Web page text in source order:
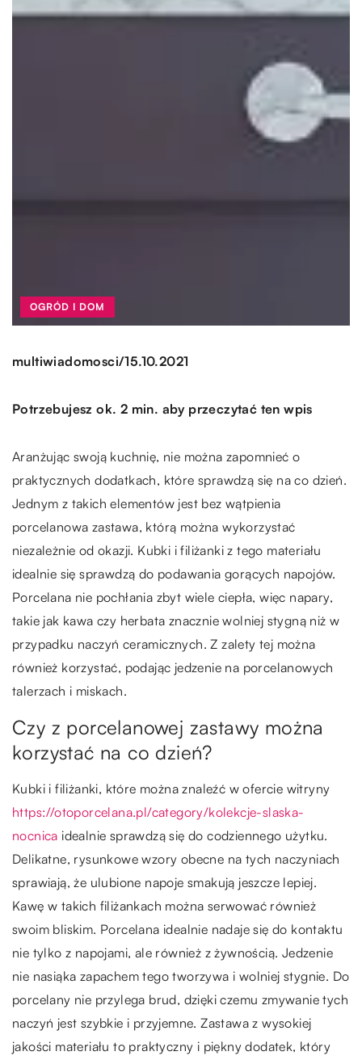
OGRÓD I DOM
multiwiadomosci/15.10.2021
Potrzebujesz ok. 2 min. aby przeczytać ten wpis
Aranżując swoją kuchnię, nie można zapomnieć o
praktycznych dodatkach, które sprawdzą się na co dzień.
Jednym z takich elementów jest bez wątpienia
porcelanowa zastawa, którą można wykorzystać
niezależnie od okazji. Kubki i filiżanki z tego materiału
idealnie się sprawdzą do podawania gorących napojów.
Porcelana nie pochłania zbyt wiele ciepła, więc napary,
takie jak kawa czy herbata znacznie wolniej stygną niż w
przypadku naczyń ceramicznych. Z zalety tej można
również korzystać, podając jedzenie na porcelanowych
talerzach i miskach.
Czy z porcelanowej zastawy można
korzystać na co dzień?
Kubki i filiżanki, które można znaleźć w ofercie witryny
https://otoporcelana.pl/category/kolekcje-slaska-
nocnica idealnie sprawdzą się do codziennego użytku.
Delikatne, rysunkowe wzory obecne na tych naczyniach
sprawiają, że ulubione napoje smakują jeszcze lepiej.
Kawę w takich filiżankach można serwować również
swoim bliskim. Porcelana idealnie nadaje się do kontaktu
nie tylko z napojami, ale również z żywnością. Jedzenie
nie nasiąka zapachem tego tworzywa i wolniej stygnie. Do
porcelany nie przylega brud, dzięki czemu zmywanie tych
naczyń jest szybkie i przyjemne. Zastawa z wysokiej
jakości materiału to praktyczny i piękny dodatek, który